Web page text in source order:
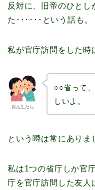
反対に、旧帝のひとし
た･･････という話も。
私が官庁訪問をした時
就活生たち
○○省って、
しいよ。
という噂は常にありま
私は1つの省庁しか官
庁を官庁訪問した友人